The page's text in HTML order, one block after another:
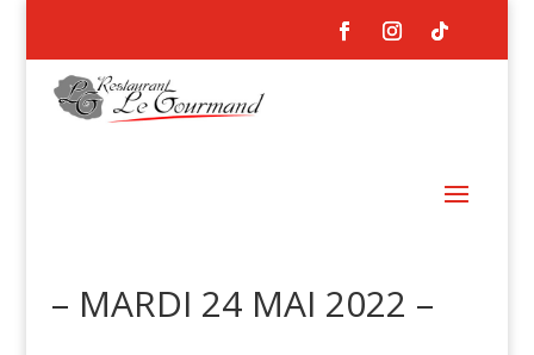
– MARDI 24 MAI 2022 –